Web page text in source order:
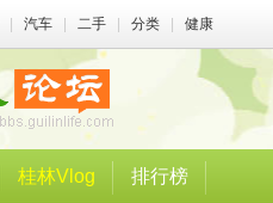
汽车 二手 分类 健康
桂林Vlog 排行榜